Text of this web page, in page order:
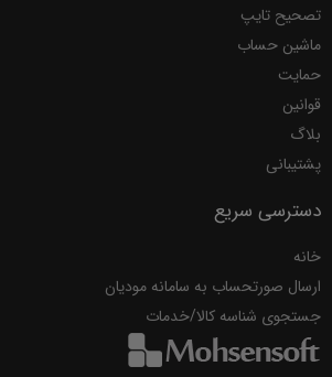
تصحیح تایپ
ماشین حساب
حمایت
قوانین
بلاگ
پشتیبانی
دسترسی سریع
خانه
ارسال صورتحساب به سامانه مودیان
جستجوی شناسه کالا/خدمات